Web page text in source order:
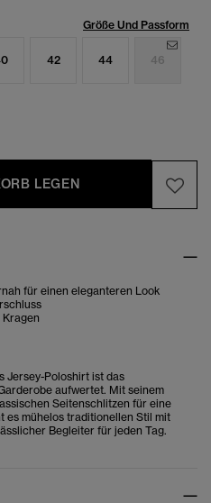
Größe Und Passform
42 44 46
LEGEN
für einen eleganteren Look
Kragen
Jersey-Poloshirt ist das
aufwertet. Mit seinem
Seitenschlitzen für eine
es mühelos traditionellen Stil mit
Begleiter für jeden Tag.